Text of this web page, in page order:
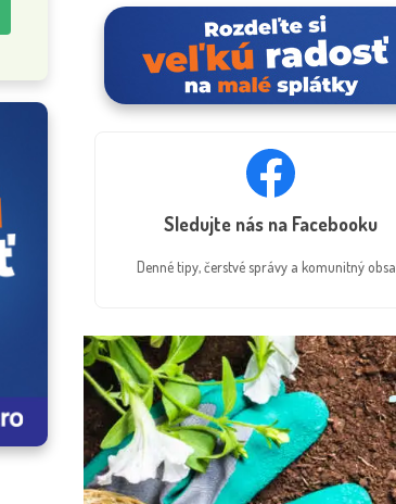
Sledujte nás na Facebooku
Denné tipy, čerstvé správy a komunitný